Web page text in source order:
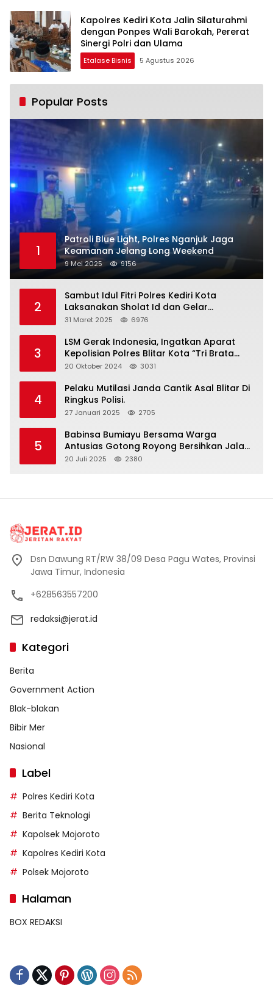
Kapolres Kediri Kota Jalin Silaturahmi
dengan Ponpes Wali Barokah, Pererat
Sinergi Polri dan Ulama
Etalase Bisnis 5 Agustus 2026
Popular Posts
1
Patroli Blue Light, Polres Nganjuk Jaga
Keamanan Jelang Long Weekend
9 Mei 2025 9156
2
Sambut Idul Fitri Polres Kediri Kota
Laksanakan Sholat Id dan Gelar
Halalbihalal
31 Maret 2025 6976
3
LSM Gerak Indonesia, Ingatkan Aparat
Kepolisian Polres Blitar Kota “Tri Brata
Polri” Harus Diamalkan
20 Oktober 2024 3031
4
Pelaku Mutilasi Janda Cantik Asal Blitar Di
Ringkus Polisi.
27 Januari 2025 2705
5
Babinsa Bumiayu Bersama Warga
Antusias Gotong Royong Bersihkan Jalan
Dusun Banaran
20 Juli 2025 2380
Dsn Dawung RT/RW 38/09 Desa Pagu Wates, Provinsi
Jawa Timur, Indonesia
+628563557200
redaksi@jerat.id
Kategori
Berita
Government Action
Blak-blakan
Bibir Mer
Nasional
Label
Polres Kediri Kota
Berita Teknologi
Kapolsek Mojoroto
Kapolres Kediri Kota
Polsek Mojoroto
Halaman
BOX REDAKSI